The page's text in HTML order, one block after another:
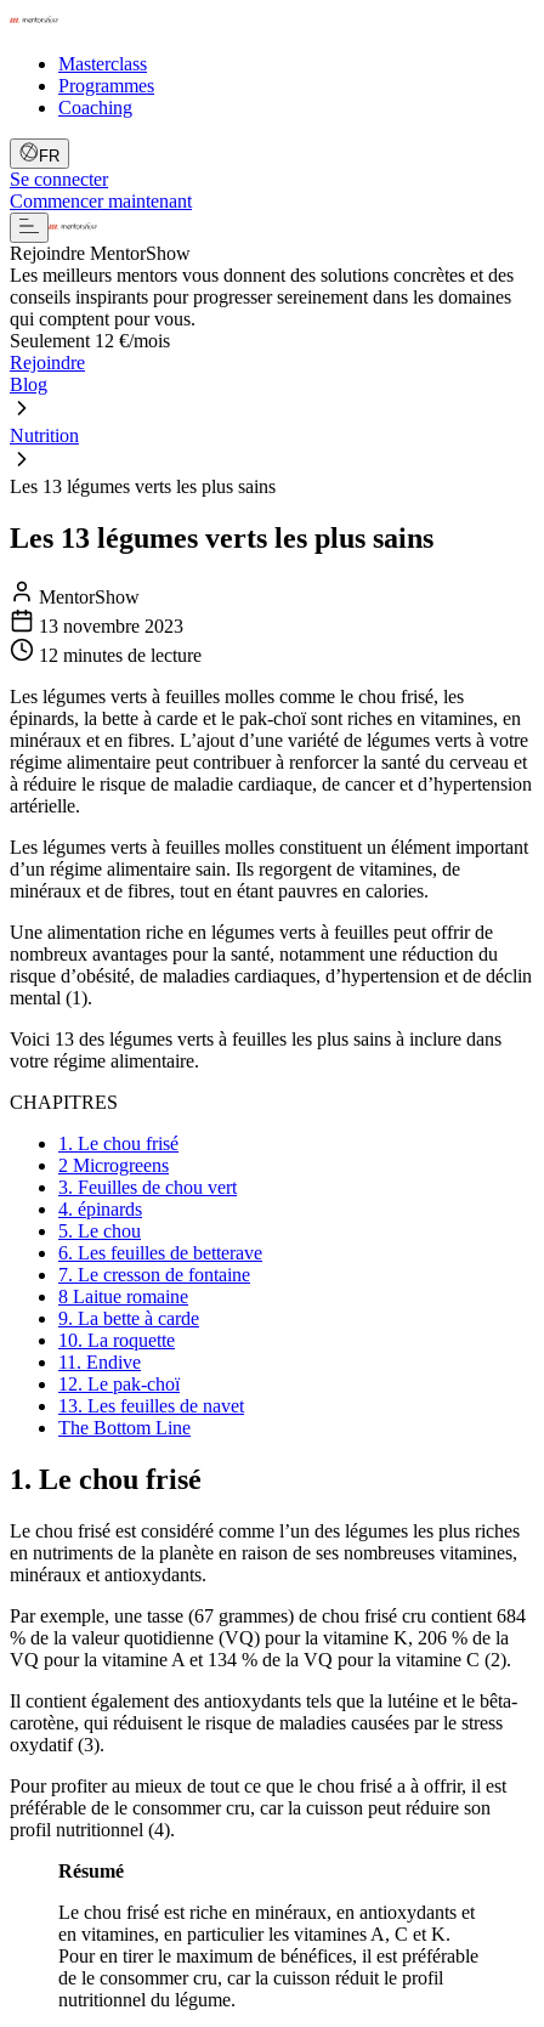
Masterclass
Programmes
Coaching
FR
Se connecter
Commencer maintenant
Rejoindre MentorShow
Les meilleurs mentors vous donnent des solutions concrètes et des
conseils inspirants pour progresser sereinement dans les domaines
qui comptent pour vous.
Seulement 12 €/mois
Rejoindre
Blog
Nutrition
Les 13 légumes verts les plus sains
Les 13 légumes verts les plus sains
MentorShow
13 novembre 2023
12 minutes de lecture
Les légumes verts à feuilles molles comme le chou frisé, les
épinards, la bette à carde et le pak-choï sont riches en vitamines, en
minéraux et en fibres. L’ajout d’une variété de légumes verts à votre
régime alimentaire peut contribuer à renforcer la santé du cerveau et
à réduire le risque de maladie cardiaque, de cancer et d’hypertension
artérielle.
Les légumes verts à feuilles molles constituent un élément important
d’un régime alimentaire sain. Ils regorgent de vitamines, de
minéraux et de fibres, tout en étant pauvres en calories.
Une alimentation riche en légumes verts à feuilles peut offrir de
nombreux avantages pour la santé, notamment une réduction du
risque d’obésité, de maladies cardiaques, d’hypertension et de déclin
mental (1).
Voici 13 des légumes verts à feuilles les plus sains à inclure dans
votre régime alimentaire.
CHAPITRES
1. Le chou frisé
2 Microgreens
3. Feuilles de chou vert
4. épinards
5. Le chou
6. Les feuilles de betterave
7. Le cresson de fontaine
8 Laitue romaine
9. La bette à carde
10. La roquette
11. Endive
12. Le pak-choï
13. Les feuilles de navet
The Bottom Line
1. Le chou frisé
Le chou frisé est considéré comme l’un des légumes les plus riches
en nutriments de la planète en raison de ses nombreuses vitamines,
minéraux et antioxydants.
Par exemple, une tasse (67 grammes) de chou frisé cru contient 684
% de la valeur quotidienne (VQ) pour la vitamine K, 206 % de la
VQ pour la vitamine A et 134 % de la VQ pour la vitamine C (2).
Il contient également des antioxydants tels que la lutéine et le bêta-
carotène, qui réduisent le risque de maladies causées par le stress
oxydatif (3).
Pour profiter au mieux de tout ce que le chou frisé a à offrir, il est
préférable de le consommer cru, car la cuisson peut réduire son
profil nutritionnel (4).
Résumé
Le chou frisé est riche en minéraux, en antioxydants et
en vitamines, en particulier les vitamines A, C et K.
Pour en tirer le maximum de bénéfices, il est préférable
de le consommer cru, car la cuisson réduit le profil
nutritionnel du légume.